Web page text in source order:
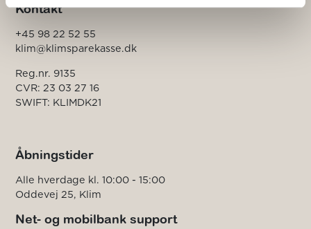
Kontakt
+45 98 22 52 55
klim@klimsparekasse.dk
Reg.nr. 9135
CVR: 23 03 27 16
SWIFT: KLIMDK21
Åbningstider
Alle hverdage kl. 10:00 - 15:00
Oddevej 25, Klim
Net- og mobilbank support